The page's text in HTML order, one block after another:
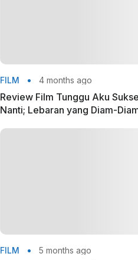
FILM 4 months ago
Review Film Tunggu Aku
Nanti; Lebaran yang Diam-
FILM 5 months ago